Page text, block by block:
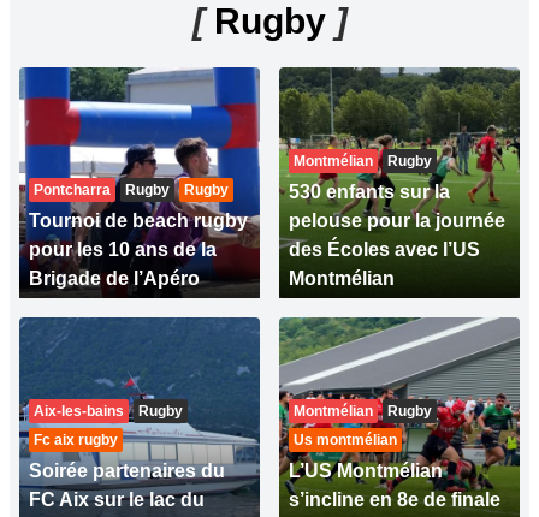
[Rugby ]
Pontcharra Rugby Rugby
Tournoi de beach rugby
pour les 10 ans de la
Brigade de l’Apéro
Montmélian Rugby
530 enfants sur la
pelouse pour la journée
des Écoles avec l’US
Montmélian
Aix-les-bains
Rugby
Fc aix rugby
Soirée partenaires du
FC Aix sur le lac du
Montmélian
Rugby
Us montmélian
L’US Montmélian
s’incline en 8e de finale